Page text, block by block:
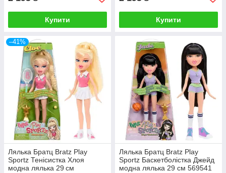
Купити Купити
–41%
Лялька Братц Bratz Play
Sportz Тенісистка Хлоя
модна лялька 29 см
Лялька Братц Bratz Play
Sportz Баскетболістка Джейд
модна лялька 29 см 569541